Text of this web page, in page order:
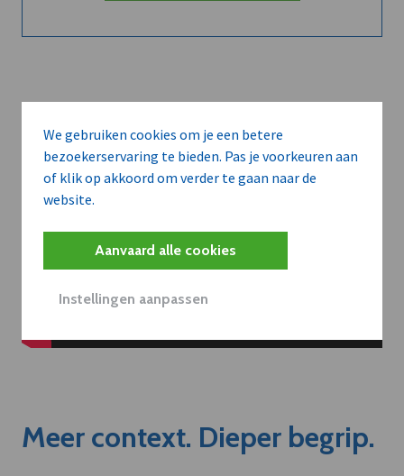
We gebruiken cookies om je een betere
bezoekerservaring te bieden. Pas je voorkeuren aan
of klik op akkoord om verder te gaan naar de
website.
Aanvaard alle cookies
Instellingen aanpassen
Meer context. Dieper begrip.